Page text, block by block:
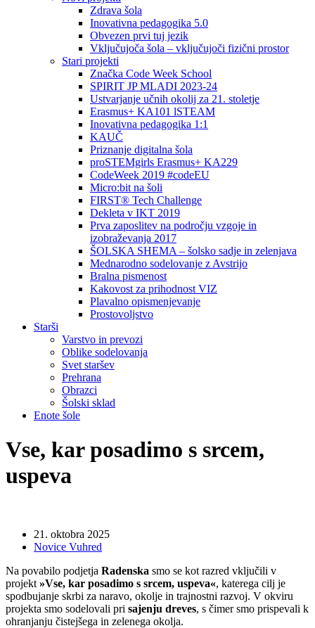
Zdrava šola
Inovativna pedagogika 5.0
Obvezen prvi tuj jezik
Vključujoča šola – vključujoči fizični prostor
Stari projekti
Značka Code Week School
SPIRIT JP MLADI 2023-24
Ustvarjanje učnih okolij za 21. stoletje
Erasmus+ KA101 lSTEAM
Inovativna pedagogika 1:1
KAUČ
Priznanje digitalna šola
proSTEMgirls Erasmus+ KA229
CodeWeek 2019 #codeEU
Micro:bit na šoli
FIRST® Tech Challenge
Dekleta v IKT 2019
Prva zaposlitev na področju vzgoje in
izobraževanja 2017
ŠOLSKA SHEMA – šolsko sadje in zelenjava
Mednarodno sodelovanje z Avstrijo
Bralna pismenost
Kakovost za prihodnost VIZ
Plavalno opismenjevanje
Prostovoljstvo
Starši
Varstvo in prevozi
Oblike sodelovanja
Svet staršev
Prehrana
Obrazci
Šolski sklad
Enote šole
Vse, kar posadimo s srcem,
uspeva
21. oktobra 2025
Novice Vuhred
Na povabilo podjetja Radenska smo se kot razred vključili v
projekt »Vse, kar posadimo s srcem, uspeva«, katerega cilj je
spodbujanje skrbi za naravo, okolje in trajnostni razvoj. V okviru
projekta smo sodelovali pri sajenju dreves, s čimer smo prispevali k
ohranjanju čistejšega in zelenega okolja.